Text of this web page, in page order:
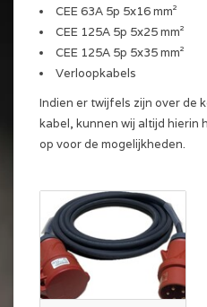
CEE 63A 5p 5x16 mm²
CEE 125A 5p 5x25 mm²
CEE 125A 5p 5x35 mm²
Verloopkabels
Indien er twijfels zijn over de
kabel, kunnen wij altijd hierin
op voor de mogelijkheden.